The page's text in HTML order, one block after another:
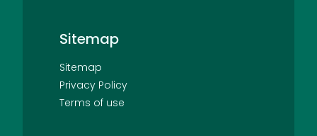
Sitemap
Sitemap
Privacy Policy
Terms of use